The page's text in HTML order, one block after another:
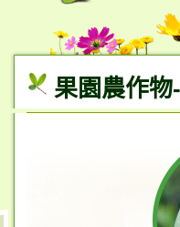
果園農作